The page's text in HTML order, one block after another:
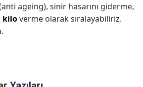
ageing), sinir hasarını giderme,
kiloverme olarak sıralayabiliriz.